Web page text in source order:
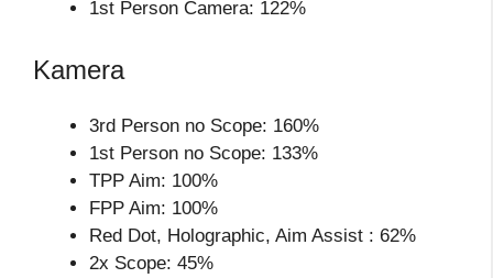
1st Person Camera: 122%
Kamera
3rd Person no Scope: 160%
1st Person no Scope: 133%
TPP Aim: 100%
FPP Aim: 100%
Red Dot, Holographic, Aim Assist : 62%
2x Scope: 45%